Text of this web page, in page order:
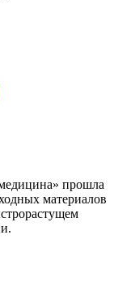
прошла
материалов